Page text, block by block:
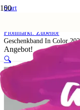
Start
Flohmarkt: Zubehör
Geschenkband In Color
Angebot!
🔍